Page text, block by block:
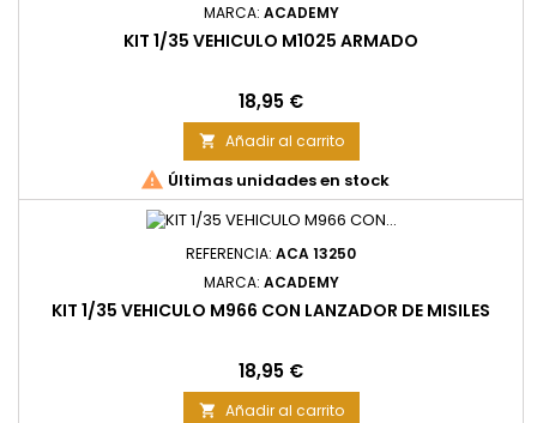
MARCA: ACADEMY
KIT 1/35 VEHICULO M1025 ARMADO
Precio
18,95 €
 Añadir al carrito
 Últimas unidades en stock
REFERENCIA: ACA 13250
MARCA: ACADEMY
KIT 1/35 VEHICULO M966 CON LANZADOR DE MISILES
Precio
18,95 €
 Añadir al carrito